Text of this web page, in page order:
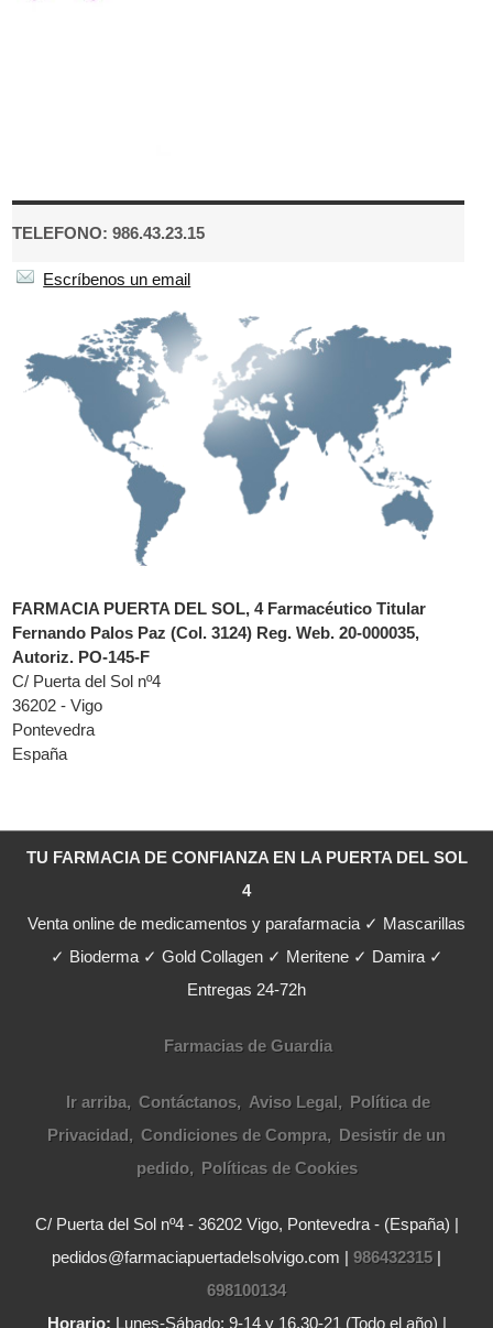
TELEFONO: 986.43.23.15
Escríbenos un email
FARMACIA PUERTA DEL SOL, 4 Farmacéutico Titular
Fernando Palos Paz (Col. 3124) Reg. Web. 20-000035,
Autoriz. PO-145-F
C/ Puerta del Sol nº4
36202 - Vigo
Pontevedra
España
TU FARMACIA DE CONFIANZA EN LA PUERTA DEL SOL
4
Venta online de medicamentos y parafarmacia ✓ Mascarillas
✓ Bioderma ✓ Gold Collagen ✓ Meritene ✓ Damira ✓
Entregas 24-72h
Farmacias de Guardia
Ir arriba Contáctanos Aviso Legal
Política de
Privacidad
Condiciones de Compra
Desistir de un
pedido
Políticas de Cookies
C/ Puerta del Sol nº4 - 36202 Vigo, Pontevedra - (España) |
pedidos@farmaciapuertadelsolvigo.com | 986432315 |
698100134
Horario: Lunes-Sábado: 9-14 y 16.30-21 (Todo el año) |